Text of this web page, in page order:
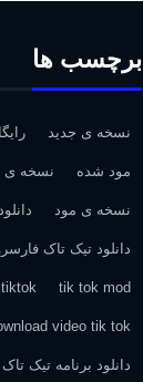
برچسب ها
نسخه ی جدید
مود شده نسخه ی
نسخه ی مود
دانلود تیک تاک
tik tok mod
tiktok
video tik tok
دانلود برنامه تیک